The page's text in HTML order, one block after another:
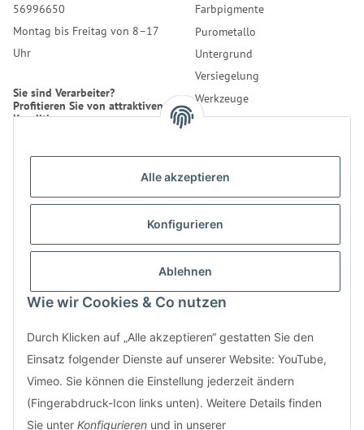
Alle akzeptieren
Konfigurieren
Ablehnen
Wie wir Cookies & Co nutzen
Durch Klicken auf „Alle akzeptieren“ gestatten Sie den
Einsatz folgender Dienste auf unserer Website: YouTube,
Vimeo. Sie können die Einstellung jederzeit ändern
(Fingerabdruck-Icon links unten). Weitere Details finden
Sie unter Konfigurieren und in unserer
56996650
Montag bis Freitag von 8–17
Uhr
Sie sind Verarbeiter?
Profitieren Sie von attraktiven
Konditionen.
USt., zzgl.Versand
Farbpigmente
Purometallo
Untergrund
Versiegelung
Werkzeuge
Reinigung
LifeBoXX GmbH
60316 Frankfurt
Nutzen Sie auch unser
Kontaktformular
Bestellung
Informationen